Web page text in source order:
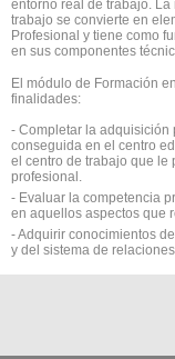
entorno real de trabajo.
trabajo se convierte en
Profesional y tiene como
en sus componentes
El módulo de Formación
finalidades:
- Completar la adquisición
conseguida en el centro
el centro de trabajo que le
profesional.
- Evaluar la competencia
en aquellos aspectos que
- Adquirir conocimientos
y del sistema de